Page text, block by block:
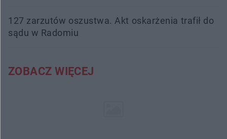
127 zarzutów oszustwa. Akt oskarżenia trafił do
sądu w Radomiu
ZOBACZ WIĘCEJ